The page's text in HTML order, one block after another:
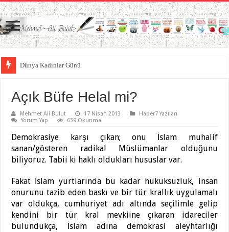
Dünya Kadınlar Günü
Açık Büfe Helal mi?
Mehmet Ali Bulut 17 Nisan 2013
Haber7 Yazıları
Yorum Yap
639 Okunma
Demokrasiye karşı çıkan; onu İslam muhalif
sanan/gösteren radikal Müslümanlar olduğunu
biliyoruz. Tabii ki haklı oldukları hususlar var.
Fakat İslam yurtlarında bu kadar hukuksuzluk, insan
onurunu tazib eden baskı ve bir tür krallık uygulamalı
var oldukça, cumhuriyet adı altında seçilimle gelip
kendini bir tür kral mevkiine çıkaran idareciler
bulundukça, İslam adına demokrasi aleyhtarlığı